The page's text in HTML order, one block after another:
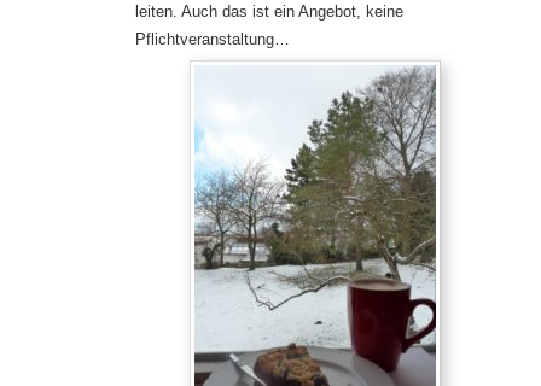
leiten. Auch das ist ein Angebot, keine
Pflichtveranstaltung…